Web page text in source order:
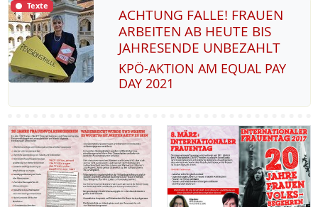
Texte
ACHTUNG FALLE! FRAUEN
ARBEITEN AB HEUTE BIS
JAHRESENDE UNBEZAHLT
KPÖ-AK­TI­ON AM EQUAL PAY
DAY 2021